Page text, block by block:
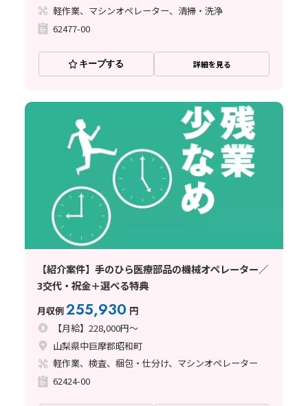
軽作業、マシンオペレーター、清掃・洗浄
62477-00
キープする 詳細を見る
【紹介案件】手のひら医療部品の機械オペレーター／
3交代・祝金＋選べる特典
月収例255,930 円
【月給】228,000円～
山梨県中巨摩郡昭和町
軽作業、検査、梱包・仕分け、マシンオペレーター
62424-00